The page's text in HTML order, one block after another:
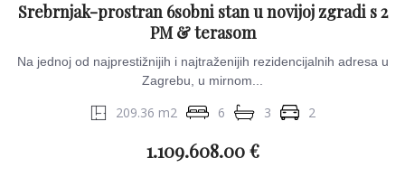
Srebrnjak-prostran 6sobni stan u novijoj zgradi s 2
PM & terasom
Na jednoj od najprestižnijih i najtraženijih rezidencijalnih adresa u
Zagrebu, u mirnom...
209.36 m2 6 3 2
1.109.608.00 €